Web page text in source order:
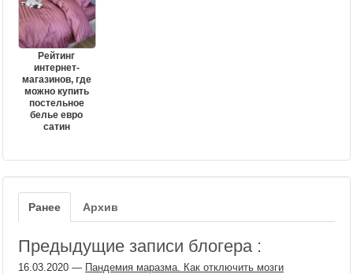
Рейтинг
интернет-
магазинов, где
можно купить
постельное
белье евро
сатин
Ранее Архив
Предыдущие записи блогера :
16.03.2020 — Пандемия маразма. Как отключить мозги